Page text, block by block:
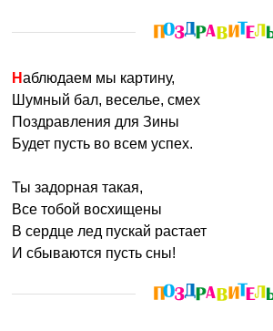
Наблюдаем мы картину,
Шумный бал, веселье, смех
Поздравления для Зины
Будет пусть во всем успех.
Ты задорная такая,
Все тобой восхищены
В сердце лед пускай растает
И сбываются пусть сны!